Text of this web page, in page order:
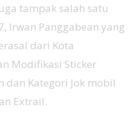
tampak salah satu
Irwan Panggabean yang
dari Kota
Modifikasi Sticker
dan Kategori Jok mobil
Extrail.